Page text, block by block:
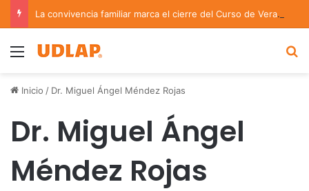
La convivencia familiar marca el cierre del Curso de Verano de Escuelas Aztecas
Menu
Inicio / Dr. Miguel Ángel Méndez Rojas
Dr. Miguel Ángel
Méndez Rojas